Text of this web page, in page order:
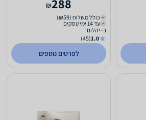
288
₪
כולל משלוח (₪59)
עד 14 ימי עסקים
ב- יהלום
1.0
(45)
לפרטים נוספים